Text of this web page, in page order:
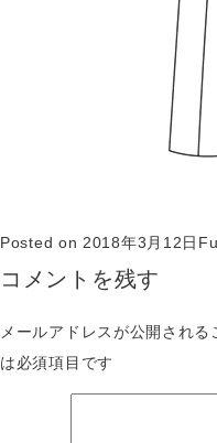
Posted on 2018年3月12日
コメントを残す
メールアドレスが公開される
は必須項目です